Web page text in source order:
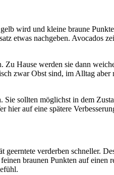
wird und kleine braune
etwas nachgeben. Avocados
Hause werden sie dann
zwar Obst sind, im Alltag aber
sollten möglichst in dem
hier auf eine spätere
verderben schneller.
braunen Punkten auf einen